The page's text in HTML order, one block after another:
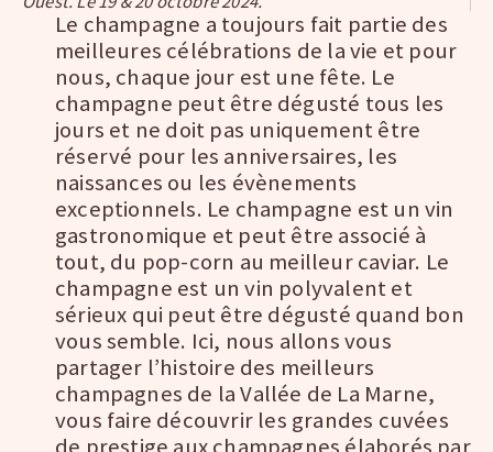
Le champagne a toujours fait partie des
meilleures célébrations de la vie et pour
nous, chaque jour est une fête. Le
champagne peut être dégusté tous les
jours et ne doit pas uniquement être
réservé pour les anniversaires, les
naissances ou les évènements
exceptionnels. Le champagne est un vin
gastronomique et peut être associé à
tout, du pop-corn au meilleur caviar. Le
champagne est un vin polyvalent et
sérieux qui peut être dégusté quand bon
vous semble. Ici, nous allons vous
partager l’histoire des meilleurs
champagnes de la Vallée de La Marne,
vous faire découvrir les grandes cuvées